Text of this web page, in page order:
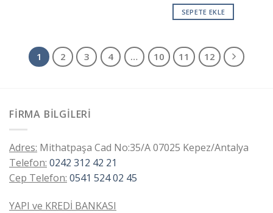
SEPETE EKLE
1 2 3 4 … 10 11 12
FIRMA BILGILERI
Adres: Mithatpaşa Cad No:35/A 07025 Kepez/Antalya
Telefon: 0242 312 42 21
Cep Telefon: 0541 524 02 45
YAPI ve KREDİ BANKASI